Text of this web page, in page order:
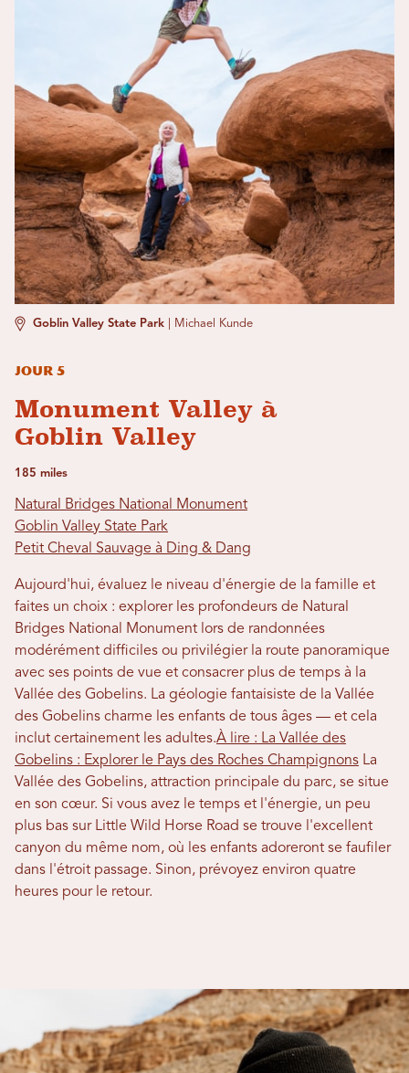
Goblin Valley State Park Michael Kunde
Jour 5
Monument Valley à
Goblin Valley
185 miles
Natural Bridges National Monument
Goblin Valley State Park
Petit Cheval Sauvage à Ding & Dang
Aujourd'hui, évaluez le niveau d'énergie de la famille et
faites un choix : explorer les profondeurs de Natural
Bridges National Monument lors de randonnées
modérément difficiles ou privilégier la route panoramique
avec ses points de vue et consacrer plus de temps à la
Vallée des Gobelins. La géologie fantaisiste de la Vallée
des Gobelins charme les enfants de tous âges — et cela
inclut certainement les adultes.À lire : La Vallée des
Gobelins : Explorer le Pays des Roches Champignons La
Vallée des Gobelins, attraction principale du parc, se situe
en son cœur. Si vous avez le temps et l'énergie, un peu
plus bas sur Little Wild Horse Road se trouve l'excellent
canyon du même nom, où les enfants adoreront se faufiler
dans l'étroit passage. Sinon, prévoyez environ quatre
heures pour le retour.